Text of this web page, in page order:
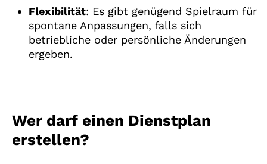
Flexibilität: Es gibt genügend Spielraum für
spontane Anpassungen, falls sich
betriebliche oder persönliche Änderungen
ergeben.
Wer darf einen Dienstplan
erstellen?